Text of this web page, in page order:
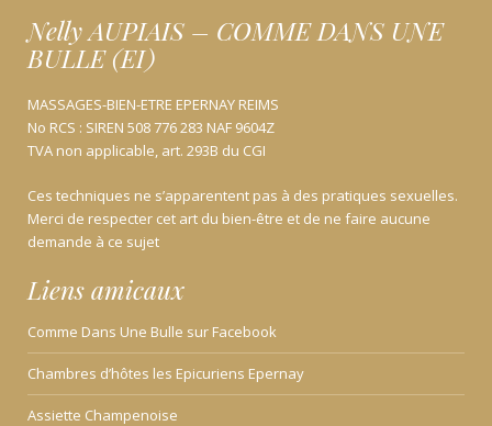
Nelly AUPIAIS – COMME DANS UNE
BULLE (EI)
MASSAGES-BIEN-ETRE EPERNAY REIMS
No RCS : SIREN 508 776 283 NAF 9604Z
TVA non applicable, art. 293B du CGI
Ces techniques ne s’apparentent pas à des pratiques sexuelles.
Merci de respecter cet art du bien-être et de ne faire aucune
demande à ce sujet
Liens amicaux
Comme Dans Une Bulle sur Facebook
Chambres d’hôtes les Epicuriens Epernay
Assiette Champenoise